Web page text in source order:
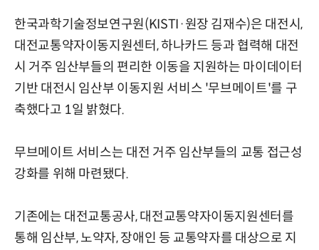
한국과학기술정보연구원(KISTI·원장 김재수)은 대전시,
대전교통약자이동지원센터, 하나카드 등과 협력해 대전
시 거주 임산부들의 편리한 이동을 지원하는 마이데이터
기반 대전시 임산부 이동지원 서비스 '무브메이트'를 구
축했다고 1일 밝혔다.
무브메이트 서비스는 대전 거주 임산부들의 교통 접근성
강화를 위해 마련됐다.
기존에는 대전교통공사, 대전교통약자이동지원센터를
통해 임산부, 노약자, 장애인 등 교통약자를 대상으로 지